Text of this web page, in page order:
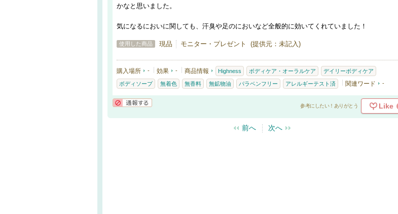
かなと思いました。
気になるにおいに関しても、汗臭や足のにおいなど全般的に効いてくれていました！
使用した商品 現品 モニター・プレゼント (提供元：未記入)
購入場所 - 効果 - 商品情報 Highness ボディケア・オーラルケア デイリーボディケア
ボディソープ 無着色 無香料 無鉱物油 パラベンフリー アレルギーテスト済 関連ワード -
参考にしたい！ありがとう Like
前へ 次へ